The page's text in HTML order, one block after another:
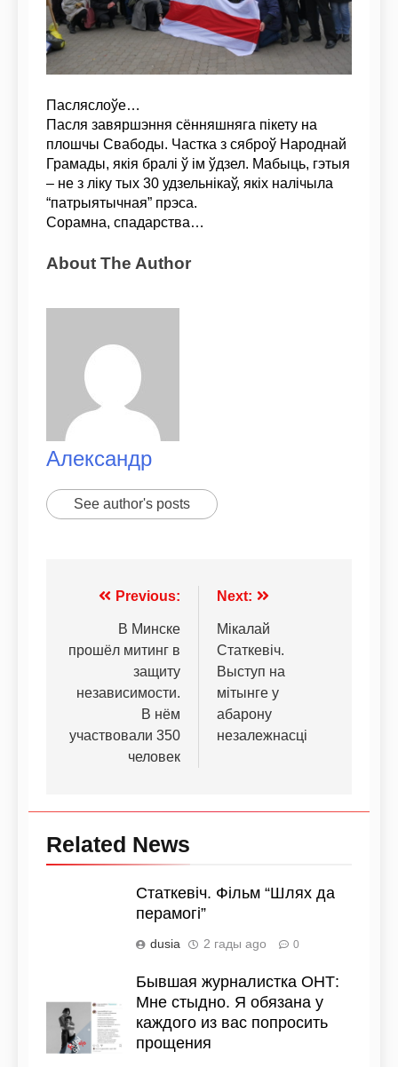
Пасляслоўе…
Пасля завяршэння сённяшняга пікету на
плошчы Свабоды. Частка з сяброў Народнай
Грамады, якія бралі ў ім ўдзел. Мабыць, гэтыя
– не з ліку тых 30 удзельнікаў, якіх налічыла
“патрыятычная” прэса.
Сорамна, спадарства…
About The Author
Александр
See author's posts
Previous:
В Минске
прошёл митинг в
защиту
независимости.
В нём
участвовали 350
человек
Next:
Мікалай
Статкевіч.
Выступ на
мітынге у
абарону
незалежнасці
Related News
Статкевіч. Фільм “Шлях да
перамогі”
dusia 2 гады ago 0
Бывшая журналистка ОНТ:
Мне стыдно. Я обязана у
каждого из вас попросить
прощения